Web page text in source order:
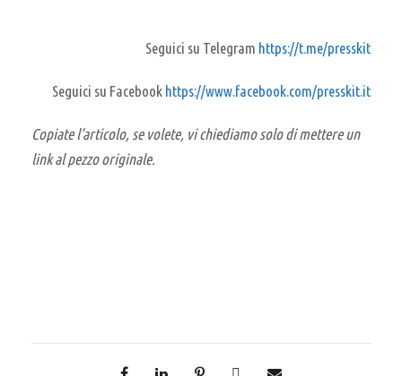
Seguici su Telegram https://t.me/presskit
Seguici su Facebook https://www.facebook.com/presskit.it
Copiate l’articolo, se volete, vi chiediamo solo di mettere un
link al pezzo originale.